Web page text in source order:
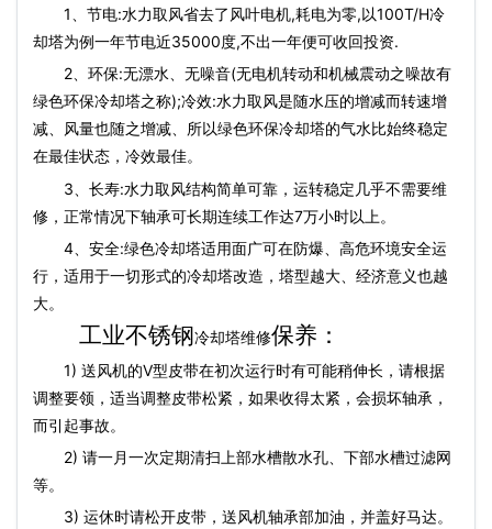
1、节电:水力取风省去了风叶电机,耗电为零,以100T/H冷
却塔为例一年节电近35000度,不出一年便可收回投资.
2、环保:无漂水、无噪音(无电机转动和机械震动之噪故有
绿色环保冷却塔之称);冷效:水力取风是随水压的增减而转速增
减、风量也随之增减、所以绿色环保冷却塔的气水比始终稳定
在最佳状态，冷效最佳。
3、长寿:水力取风结构简单可靠，运转稳定几乎不需要维
修，正常情况下轴承可长期连续工作达7万小时以上。
4、安全:绿色冷却塔适用面广可在防爆、高危环境安全运
行，适用于一切形式的冷却塔改造，塔型越大、经济意义也越
大。
工业不锈钢冷却塔维修保养：
1) 送风机的V型皮带在初次运行时有可能稍伸长，请根据
调整要领，适当调整皮带松紧，如果收得太紧，会损坏轴承，
而引起事故。
2) 请一月一次定期清扫上部水槽散水孔、下部水槽过滤网
等。
3) 运休时请松开皮带，送风机轴承部加油，并盖好马达。